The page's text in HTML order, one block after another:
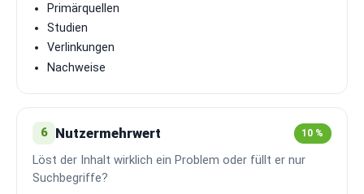
Primärquellen
Studien
Verlinkungen
Nachweise
6 Nutzermehrwert 10 %
Löst der Inhalt wirklich ein Problem oder füllt er nur
Suchbegriffe?